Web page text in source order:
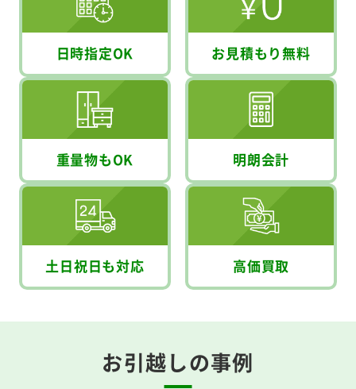
日時指定OK お見積もり無料
重量物もOK 明朗会計
土日祝日も対応 高価買取
お引越しの事例